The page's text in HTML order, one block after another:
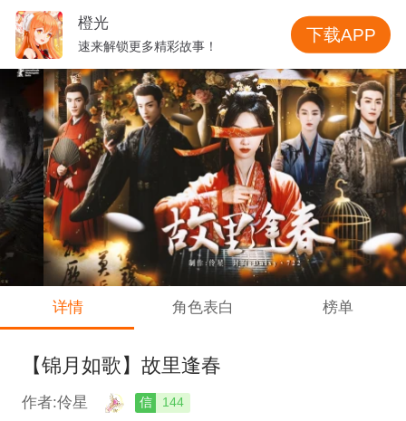
详情 角色表白 榜单
【锦月如歌】故里逢春
作者:伶星 信
144
橙光
速来解锁更多精彩故事！
下载APP